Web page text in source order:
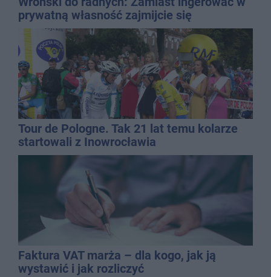
prywatną własność zajmijcie się
gospodarką
Tour de Pologne. Tak 21 lat temu kolarze
startowali z Inowrocławia
Faktura VAT marża – dla kogo, jak ją
wystawić i jak rozliczyć